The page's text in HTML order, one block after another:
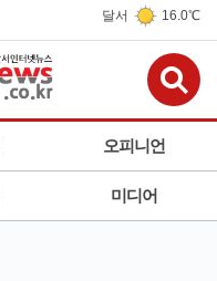
달서 16.0℃
오피니언
미디어